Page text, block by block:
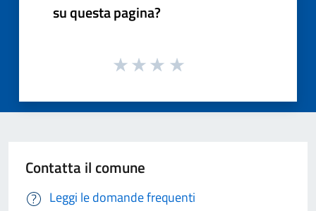
su questa pagina?
Contatta il comune
Leggi le domande frequenti